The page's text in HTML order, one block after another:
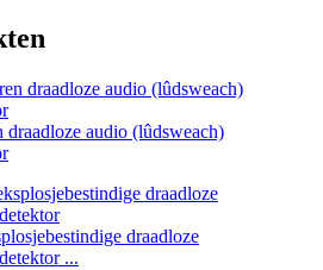
draadloze audio (lûdsweach)
draadloze
...